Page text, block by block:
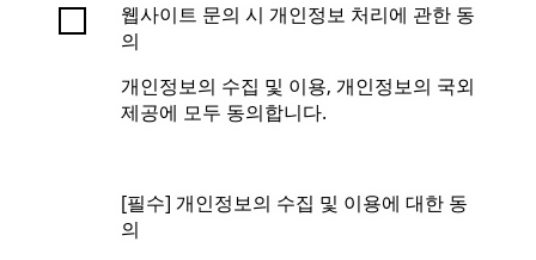
웹사이트 문의 시 개인정보 처리에 관한 동
의
개인정보의 수집 및 이용, 개인정보의 국외
제공에 모두 동의합니다.
[필수] 개인정보의 수집 및 이용에 대한 동
의